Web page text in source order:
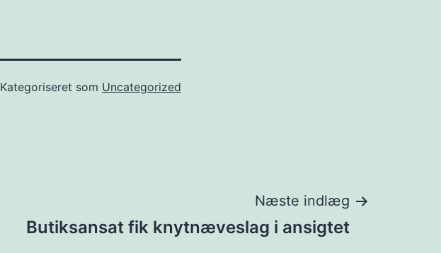
Kategoriseret som Uncategorized
Næste indlæg
Butiksansat fik knytnæveslag i ansigtet